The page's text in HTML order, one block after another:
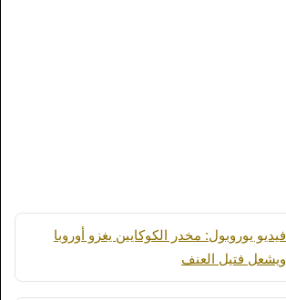
فيديو يوروبول: مخدر الكوكايين يغزو أوروبا
ويشعل فتيل العنف